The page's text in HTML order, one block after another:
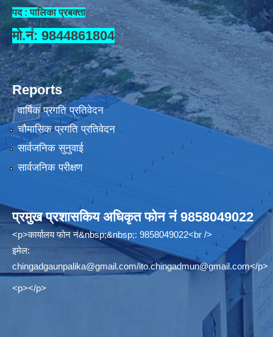
पद : पालिका प्रबक्ता
मो.नं: 9844861804
Reports
वार्षिक प्रगति प्रतिवेदन
चौमासिक प्रगति प्रतिवेदन
सार्वजनिक सुनुवाई
सार्वजनिक परीक्षण
प्रमुख प्रशासकिय अधिकृत फोन नं 9858049022
<p>कार्यालय फोन नं&nbsp;&nbsp;: 9858049022<br />
इमेल:
chingadgaunpalika@gmail.com/ito.chingadmun@gmail.com</p>
<p></p>